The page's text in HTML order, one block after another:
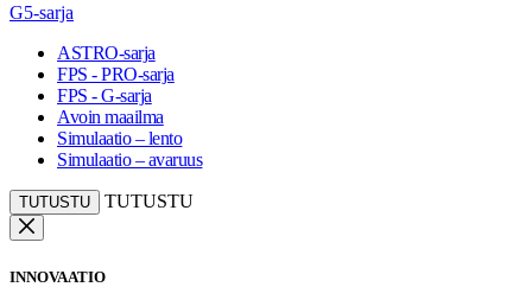
G5-sarja
ASTRO-sarja
FPS - PRO-sarja
FPS - G-sarja
Avoin maailma
Simulaatio – lento
Simulaatio – avaruus
TUTUSTU TUTUSTU
INNOVAATIO